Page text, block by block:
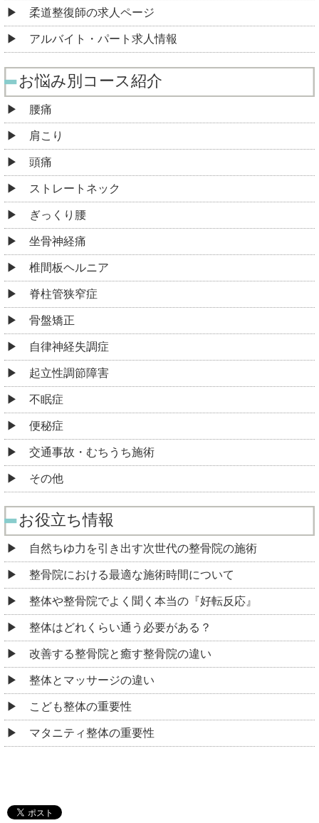
柔道整復師の求人ページ
アルバイト・パート求人情報
お悩み別コース紹介
腰痛
肩こり
頭痛
ストレートネック
ぎっくり腰
坐骨神経痛
椎間板ヘルニア
脊柱管狭窄症
骨盤矯正
自律神経失調症
起立性調節障害
不眠症
便秘症
交通事故・むちうち施術
その他
お役立ち情報
自然ちゆ力を引き出す次世代の整骨院の施術
整骨院における最適な施術時間について
整体や整骨院でよく聞く本当の『好転反応』
整体はどれくらい通う必要がある？
改善する整骨院と癒す整骨院の違い
整体とマッサージの違い
こども整体の重要性
マタニティ整体の重要性